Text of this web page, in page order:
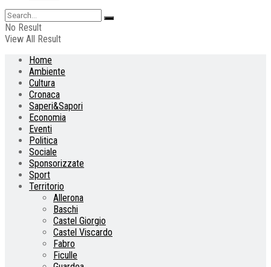
No Result
View All Result
Home
Ambiente
Cultura
Cronaca
Saperi&Sapori
Economia
Eventi
Politica
Sociale
Sponsorizzate
Sport
Territorio
Allerona
Baschi
Castel Giorgio
Castel Viscardo
Fabro
Ficulle